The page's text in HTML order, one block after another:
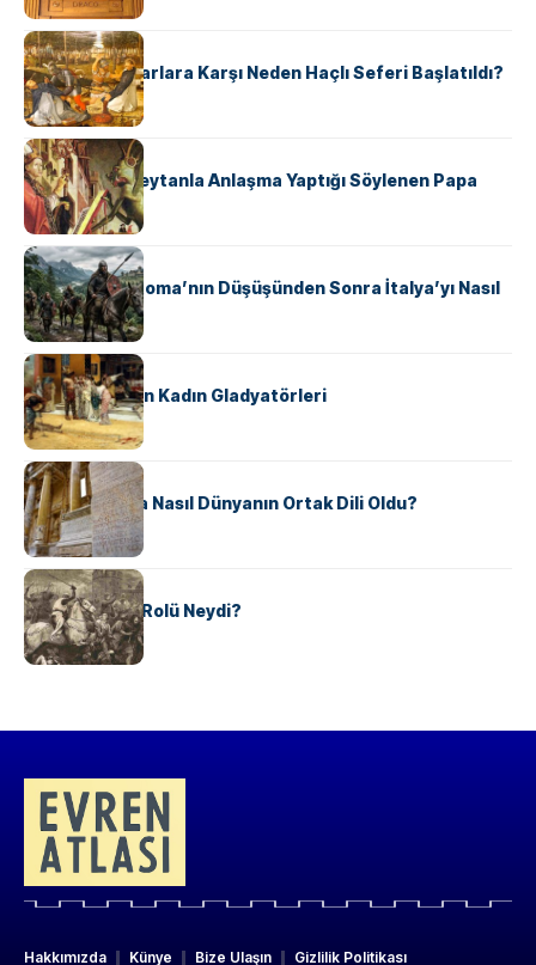
KÜLTÜR
Avrupalı ​​Katharlara Karşı Neden Haçlı Seferi Başlatıldı?
KÜLTÜR
II. Silvester: Şeytanla Anlaşma Yaptığı Söylenen Papa
KÜLTÜR
Ostrogotlar Roma’nın Düşüşünden Sonra İtalya’yı Nasıl
Ele Geçirdi?
KÜLTÜR
Antik Roma’nın Kadın Gladyatörleri
KÜLTÜR
Antik Yunanca Nasıl Dünyanın Ortak Dili Oldu?
KÜLTÜR
Valdensler’in Rolü Neydi?
Hakkımızda Künye Bize Ulaşın Gizlilik Politikası